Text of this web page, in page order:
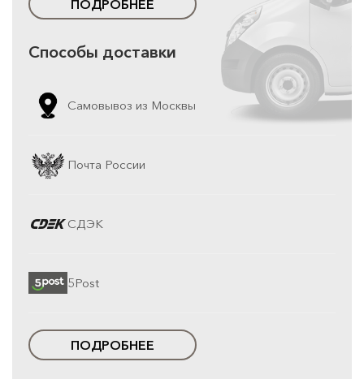
ПОДРОБНЕЕ
Способы доставки
Самовывоз из Москвы
Почта России
СДЭК
5Post
ПОДРОБНЕЕ